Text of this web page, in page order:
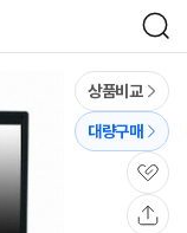
검
색
상품비교
대량구매
관
심